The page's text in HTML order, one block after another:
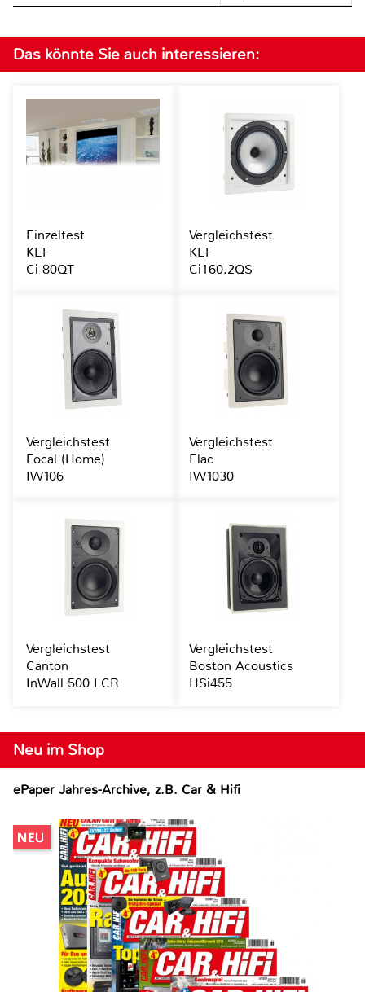
Neu im Shop
ePaper Jahres-Archive, z.B. Car & Hifi
Das könnte Sie auch interessieren:
Einzeltest
KEF
Ci-80QT
Vergleichstest
KEF
Ci160.2QS
Vergleichstest
Focal (Home)
IW106
Vergleichstest
Elac
IW1030
Vergleichstest
Canton
InWall 500 LCR
Vergleichstest
Boston Acoustics
HSi455